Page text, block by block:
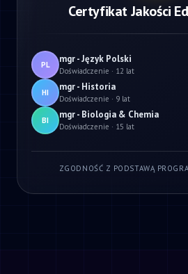
Certyfikat Jakości
PL mgr - Język Polski
Doświadczenie · 12 lat
HI mgr - Historia
Doświadczenie · 9 lat
BI mgr - Biologia & Chemia
Doświadczenie · 15 lat
ZGODNOŚĆ Z PODSTAWĄ